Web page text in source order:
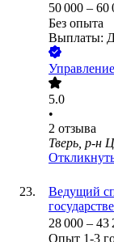
50 000 – 60
Без опыта
Выплаты:
5.0
•
2 отзыва
Тверь, р-н
Ведущий
28 000 – 43
Опыт 1-3